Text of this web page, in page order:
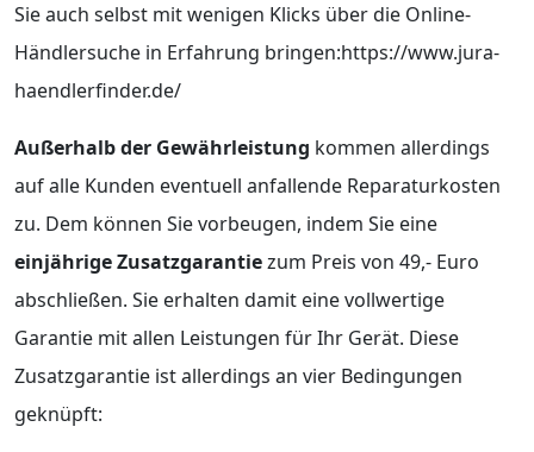
Sie auch selbst mit wenigen Klicks über die Online-
Händlersuche in Erfahrung bringen:https://www.jura-
haendlerfinder.de/
Außerhalb der Gewährleistung kommen allerdings
auf alle Kunden eventuell anfallende Reparaturkosten
zu. Dem können Sie vorbeugen, indem Sie eine
einjährige Zusatzgarantiezum Preis von 49,- Euro
abschließen. Sie erhalten damit eine vollwertige
Garantie mit allen Leistungen für Ihr Gerät. Diese
Zusatzgarantie ist allerdings an vier Bedingungen
geknüpft: